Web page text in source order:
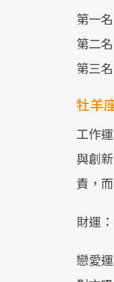
第一
第二
第三
牡羊
工作
與創
責，
財運
戀愛